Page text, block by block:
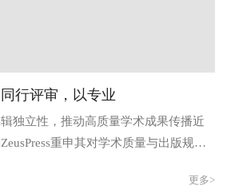
同行评审，以专业
独立性，推动高质量学术成果传播近
重申其对学术质量与出版规范
...
更多>